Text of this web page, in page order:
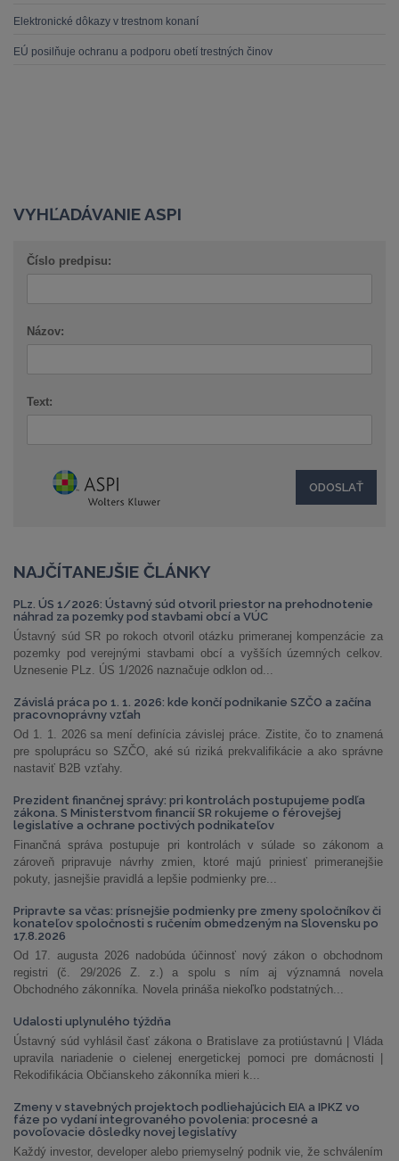
Elektronické dôkazy v trestnom konaní
EÚ posilňuje ochranu a podporu obetí trestných činov
VYHĽADÁVANIE ASPI
Číslo predpisu:
Názov:
Text:
NAJČÍTANEJŠIE ČLÁNKY
PLz. ÚS 1/2026: Ústavný súd otvoril priestor na prehodnotenie
náhrad za pozemky pod stavbami obcí a VÚC
Ústavný súd SR po rokoch otvoril otázku primeranej kompenzácie za
pozemky pod verejnými stavbami obcí a vyšších územných celkov.
Uznesenie PLz. ÚS 1/2026 naznačuje odklon od...
Závislá práca po 1. 1. 2026: kde končí podnikanie SZČO a začína
pracovnoprávny vzťah
Od 1. 1. 2026 sa mení definícia závislej práce. Zistite, čo to znamená
pre spoluprácu so SZČO, aké sú riziká prekvalifikácie a ako správne
nastaviť B2B vzťahy.
Prezident finančnej správy: pri kontrolách postupujeme podľa
zákona. S Ministerstvom financií SR rokujeme o férovejšej
legislatíve a ochrane poctivých podnikateľov
Finančná správa postupuje pri kontrolách v súlade so zákonom a
zároveň pripravuje návrhy zmien, ktoré majú priniesť primeranejšie
pokuty, jasnejšie pravidlá a lepšie podmienky pre...
Pripravte sa včas: prísnejšie podmienky pre zmeny spoločníkov či
konateľov spoločnosti s ručením obmedzeným na Slovensku po
17.8.2026
Od 17. augusta 2026 nadobúda účinnosť nový zákon o obchodnom
registri (č. 29/2026 Z. z.) a spolu s ním aj významná novela
Obchodného zákonníka. Novela prináša niekoľko podstatných...
Udalosti uplynulého týždňa
Ústavný súd vyhlásil časť zákona o Bratislave za protiústavnú | Vláda
upravila nariadenie o cielenej energetickej pomoci pre domácnosti |
Rekodifikácia Občianskeho zákonníka mieri k...
Zmeny v stavebných projektoch podliehajúcich EIA a IPKZ vo
fáze po vydaní integrovaného povolenia: procesné a
povoľovacie dôsledky novej legislatívy
Každý investor, developer alebo priemyselný podnik vie, že schválením